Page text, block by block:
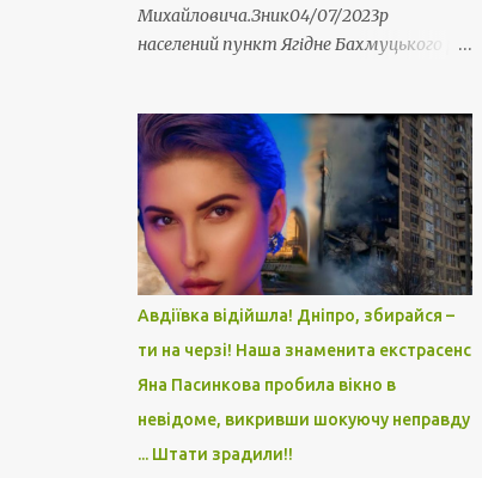
Михайловича.Зник04/07/2023р
населений пункт Ягідне Бахмуцького р/
Серце крається. Матуся просить
допомогти у пошуку. Прошу репосту.
Оніщенко Людмила
Авдіївка відійшла! Дніпро, збирайся –
ти на черзі! Наша знаменита екстрасенс
Яна Пасинкова пробила вікно в
невідоме, викривши шокуючу неправду
... Штати зрадили!!